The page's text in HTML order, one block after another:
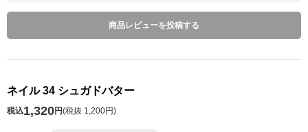
商品レビューを投稿する
ネイル 34 シュガドバター
税込1,320円(税抜 1,200円)